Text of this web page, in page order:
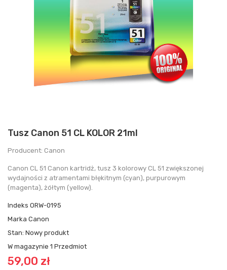
Tusz Canon 51 CL KOLOR 21ml
Producent: Canon
Canon CL 51 Canon kartridż, tusz 3 kolorowy CL 51 zwiększonej
wydajności z atramentami błękitnym (cyan), purpurowym
(magenta), żółtym (yellow).
Indeks ORW-0195
Marka Canon
Stan: Nowy produkt
W magazynie 1 Przedmiot
59,00 zł